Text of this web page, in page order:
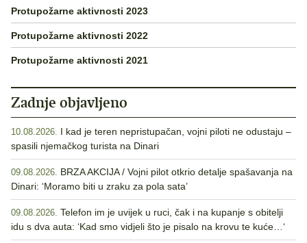
Protupožarne aktivnosti 2023
Protupožarne aktivnosti 2022
Protupožarne aktivnosti 2021
Zadnje objavljeno
10.08.2026. I kad je teren nepristupačan, vojni piloti ne odustaju –
spasili njemačkog turista na Dinari
09.08.2026. BRZA AKCIJA / Vojni pilot otkrio detalje spašavanja na
Dinari: ‘Moramo biti u zraku za pola sata’
09.08.2026. Telefon im je uvijek u ruci, čak i na kupanje s obitelji
idu s dva auta: ‘Kad smo vidjeli što je pisalo na krovu te kuće…‘